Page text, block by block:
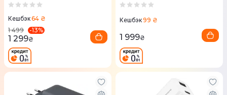
Кешбэк64 ₴
1 499
-13%
1 299₴
Кешбэк99 ₴
1 999₴